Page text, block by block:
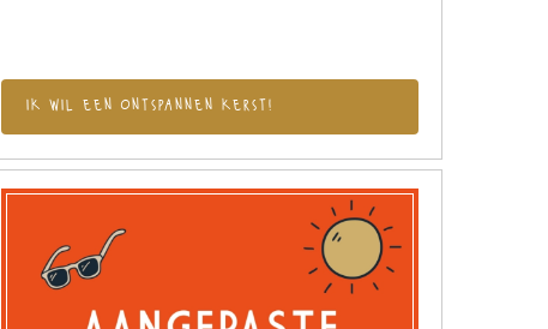
ik wil een ontspannen kerst!